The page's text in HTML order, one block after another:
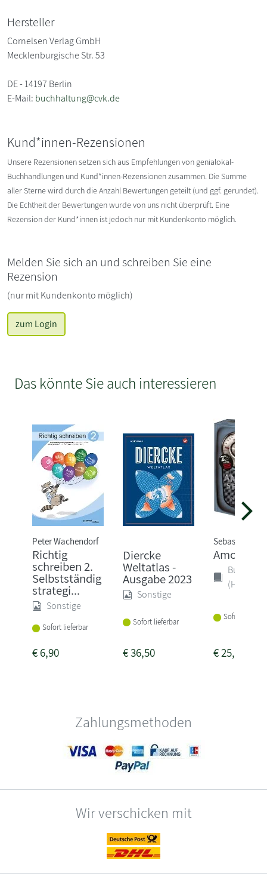
Hersteller
Cornelsen Verlag GmbH
Mecklenburgische Str. 53
DE - 14197 Berlin
E-Mail: buchhaltung@cvk.de
Kund*innen-Rezensionen
Unsere Rezensionen setzen sich aus Empfehlungen von genialokal-
Buchhandlungen und Kund*innen-Rezensionen zusammen. Die Summe
aller Sterne wird durch die Anzahl Bewertungen geteilt (und ggf. gerundet).
Die Echtheit der Bewertungen wurde von uns nicht überprüft. Eine
Rezension der Kund*innen ist jedoch nur mit Kundenkonto möglich.
Melden Sie sich an und schreiben Sie eine
Rezension
(nur mit Kundenkonto möglich)
zum Login
Das könnte Sie auch interessieren
Peter Wachendorf
Richtig
schreiben 2.
Selbstständig
strategi...
Sonstige
Sofort lieferbar
€6,90
Diercke
Weltatlas -
Ausgabe 2023
Sonstige
Sofort lieferbar
€36,50
Sebastian
Amokspiel
Buch
Sofort
€25,00
Zahlungsmethoden
Wir verschicken mit